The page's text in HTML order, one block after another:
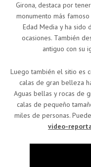
Girona, destaca por
monumento más
Edad Media y ha sido
ocasiones. También
antiguo con su
Luego también el sitio es
calas de gran belleza
Aguas bellas y rocas de
calas de pequeño
miles de personas.
video-